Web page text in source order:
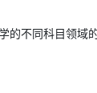
的不同科目领域